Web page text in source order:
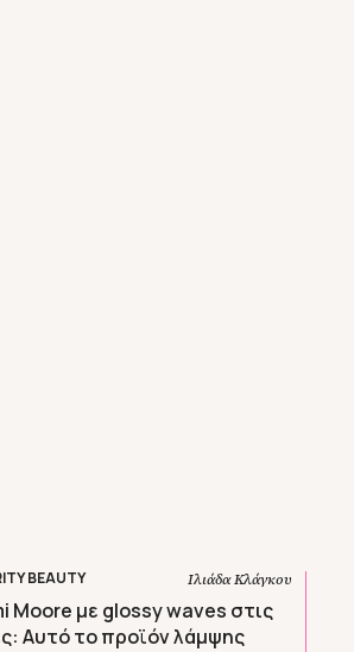
BEAUTY Ιλιάδα Κλάγκου
Moore με glossy waves στις
Aυτό το προϊόν λάμψης